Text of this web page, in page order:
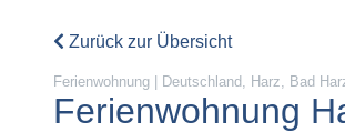
Zurück zur Übersicht
Ferienwohnung | Deutschland, Harz, Bad
Ferienwohnung